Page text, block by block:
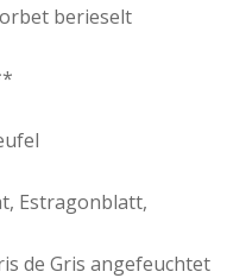
berieselt
Estragonblatt,
de Gris angefeuchtet